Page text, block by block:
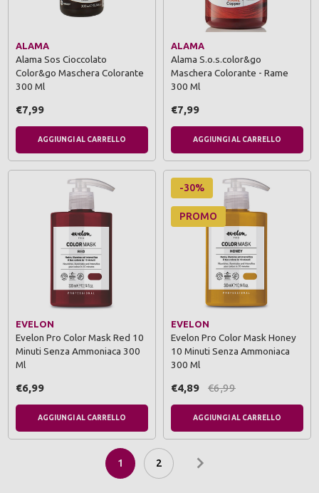
ALAMA
Alama Sos Cioccolato
Color&go Maschera Colorante
300 Ml
€7,99
AGGIUNGI AL CARRELLO
ALAMA
Alama S.o.s.color&go
Maschera Colorante - Rame
300 Ml
€7,99
AGGIUNGI AL CARRELLO
EVELON
Evelon Pro Color Mask Red 10
Minuti Senza Ammoniaca 300
Ml
€6,99
AGGIUNGI AL CARRELLO
-30%
PROMO
EVELON
Evelon Pro Color Mask Honey
10 Minuti Senza Ammoniaca
300 Ml
€4,89 €6,99
AGGIUNGI AL CARRELLO
1 2